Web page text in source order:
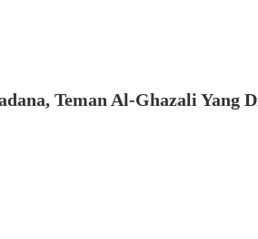
Teman Al-Ghazali Yang